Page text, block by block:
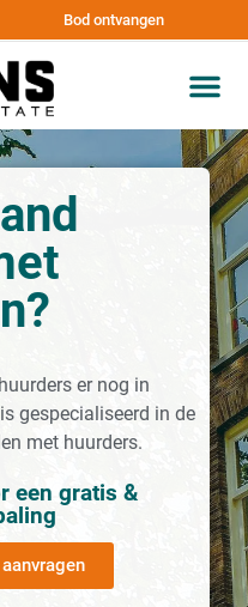
Bod ontvangen
er nog in
gespecialiseerd in de
met huurders.
een gratis &